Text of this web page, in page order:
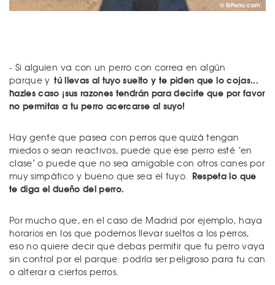
- Si alguien va con un perro con correa en algún
parque y tú llevas al tuyo suelto y te piden que lo cojas...
hazles caso ¡sus razones tendrán para decirte que por favor
no permitas a tu perro acercarse al suyo!
Hay gente que pasea con perros que quizá tengan
miedos o sean reactivos, puede que ese perro esté "en
clase" o puede que no sea amigable con otros canes por
muy simpático y bueno que sea el tuyo. Respeta lo que
te diga el dueño del perro.
Por mucho que, en el caso de Madrid por ejemplo, haya
horarios en los que podemos llevar sueltos a los perros,
eso no quiere decir que debas permitir que tu perro vaya
sin control por el parque: podría ser peligroso para tu can
o alterar a ciertos perros.